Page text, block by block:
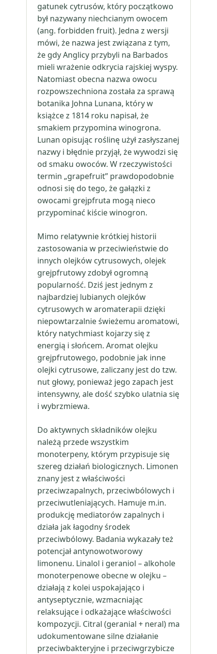
gatunek cytrusów, który początkowo
był nazywany niechcianym owocem
(ang. forbidden fruit). Jedna z wersji
mówi, że nazwa jest związana z tym,
że gdy Anglicy przybyli na Barbados
mieli wrażenie odkrycia rajskiej wyspy.
Natomiast obecna nazwa owocu
rozpowszechniona została za sprawą
botanika Johna Lunana, który w
książce z 1814 roku napisał, że
smakiem przypomina winogrona.
Lunan opisując roślinę użył zasłyszanej
nazwy i błędnie przyjął, że wywodzi się
od smaku owoców. W rzeczywistości
termin „grapefruit” prawdopodobnie
odnosi się do tego, że gałązki z
owocami grejpfruta mogą nieco
przypominać kiście winogron.
Mimo relatywnie krótkiej historii
zastosowania w przeciwieństwie do
innych olejków cytrusowych, olejek
grejpfrutowy zdobył ogromną
popularność. Dziś jest jednym z
najbardziej lubianych olejków
cytrusowych w aromaterapii dzięki
niepowtarzalnie świeżemu aromatowi,
który natychmiast kojarzy się z
energią i słońcem. Aromat olejku
grejpfrutowego, podobnie jak inne
olejki cytrusowe, zaliczany jest do tzw.
nut głowy, ponieważ jego zapach jest
intensywny, ale dość szybko ulatnia się
i wybrzmiewa.
Do aktywnych składników olejku
należą przede wszystkim
monoterpeny, którym przypisuje się
szereg działań biologicznych. Limonen
znany jest z właściwości
przeciwzapalnych, przeciwbólowych i
przeciwutleniających. Hamuje m.in.
produkcję mediatorów zapalnych i
działa jak łagodny środek
przeciwbólowy. Badania wykazały też
potencjał antynowotworowy
limonenu. Linalol i geraniol – alkohole
monoterpenowe obecne w olejku –
działają z kolei uspokajająco i
antyseptycznie, wzmacniając
relaksujące i odkażające właściwości
kompozycji. Citral (geranial + neral) ma
udokumentowane silne działanie
przeciwbakteryjne i przeciwgrzybicze